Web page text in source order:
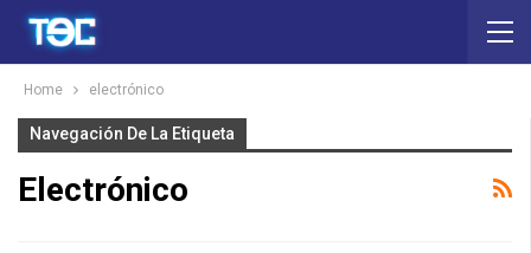
Home electrónico
Navegación De La Etiqueta
Electrónico